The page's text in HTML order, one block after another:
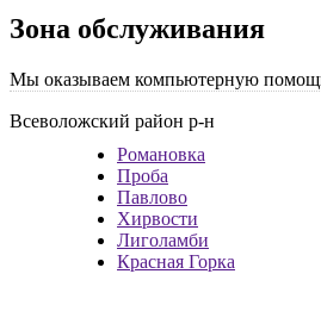
Зона обслуживания
Мы оказываем компьютерную
Всеволожский район р-н
Романовка
Проба
Павлово
Хирвости
Лиголамби
Красная Горка